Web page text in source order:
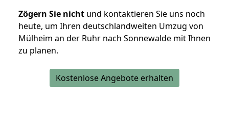
Zögern Sie nicht und kontaktieren Sie uns noch
heute, um Ihren deutschlandweiten Umzug von
Mülheim an der Ruhr nach Sonnewalde mit Ihnen
zu planen.
Kostenlose Angebote erhalten